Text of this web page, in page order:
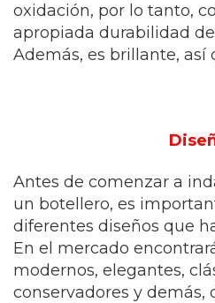
oxidación, por lo tanto,
apropiada durabilidad
Además, es brillante, así
Antes de comenzar a
un botellero, es
diferentes diseños que
En el mercado
modernos, elegantes,
conservadores y demás,